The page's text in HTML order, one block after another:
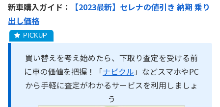
新車購入ガイド：
【2023最新】セレナの値引き 納期 乗り
出し価格
買い替えを考え始めたら、下取り査定を受ける前
に車の価値を把握！「ナビクル 」などスマホやPC
から手軽に査定がわかるサービスを利用しましょ
う